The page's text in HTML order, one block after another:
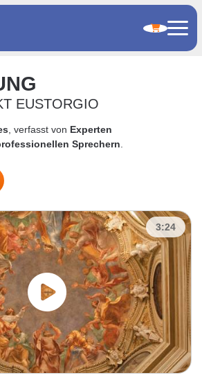
EUSTORGIO
, verfasst von Experten
Sprechern
3:24